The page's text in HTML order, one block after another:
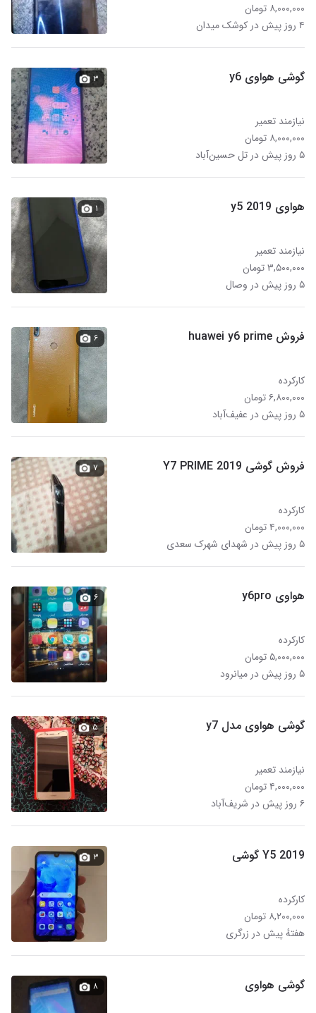
۸,۰۰۰,۰۰۰ تومان
۴ روز پیش در کوشک میدان
گوشی هواوی y6
نیازمند تعمیر
۸,۰۰۰,۰۰۰ تومان
۵ روز پیش در تل حسین‌آباد
۳
هواوی y5 2019
نیازمند تعمیر
۳,۵۰۰,۰۰۰ تومان
۵ روز پیش در وصال
۱
فروش huawei y6 prime
کارکرده
۶,۸۰۰,۰۰۰ تومان
۵ روز پیش در عفیف‌آباد
۶
فروش گوشی 2019 Y7 PRIME
کارکرده
۴,۰۰۰,۰۰۰ تومان
۵ روز پیش در شهدای شهرک سعدی
۷
هواوی y6pro
کارکرده
۵,۰۰۰,۰۰۰ تومان
۵ روز پیش در میانرود
۶
گوشی هواوی مدل y7
نیازمند تعمیر
۴,۰۰۰,۰۰۰ تومان
۶ روز پیش در شریف‌آباد
۵
Y5 2019 گوشی
کارکرده
۸,۲۰۰,۰۰۰ تومان
هفتهٔ پیش در زرگری
۳
گوشی هواوی ۸